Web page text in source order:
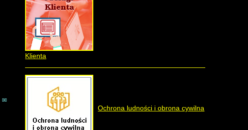
Klienta
Ochrona ludności i obrona cywilna